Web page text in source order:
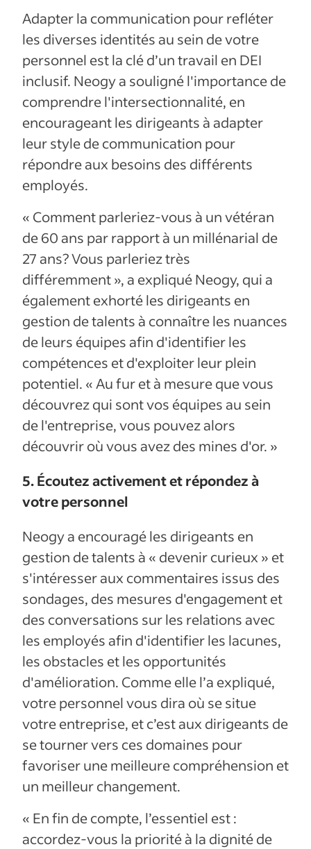
Adapter la communication pour refléter
les diverses identités au sein de votre
personnel est la clé d’un travail en DEI
inclusif. Neogy a souligné l'importance de
comprendre l'intersectionnalité, en
encourageant les dirigeants à adapter
leur style de communication pour
répondre aux besoins des différents
employés.
« Comment parleriez-vous à un vétéran
de 60 ans par rapport à un millénarial de
27 ans? Vous parleriez très
différemment », a expliqué Neogy, qui a
également exhorté les dirigeants en
gestion de talents à connaître les nuances
de leurs équipes afin d'identifier les
compétences et d'exploiter leur plein
potentiel. « Au fur et à mesure que vous
découvrez qui sont vos équipes au sein
de l'entreprise, vous pouvez alors
découvrir où vous avez des mines d'or. »
5. Écoutez activement et répondez à
votre personnel
Neogy a encouragé les dirigeants en
gestion de talents à « devenir curieux » et
s'intéresser aux commentaires issus des
sondages, des mesures d'engagement et
des conversations sur les relations avec
les employés afin d'identifier les lacunes,
les obstacles et les opportunités
d'amélioration. Comme elle l’a expliqué,
votre personnel vous dira où se situe
votre entreprise, et c’est aux dirigeants de
se tourner vers ces domaines pour
favoriser une meilleure compréhension et
un meilleur changement.
« En fin de compte, l’essentiel est :
accordez-vous la priorité à la dignité de